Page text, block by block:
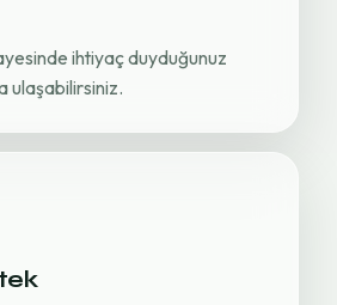
ihtiyaç duyduğunuz
ulaşabilirsiniz.